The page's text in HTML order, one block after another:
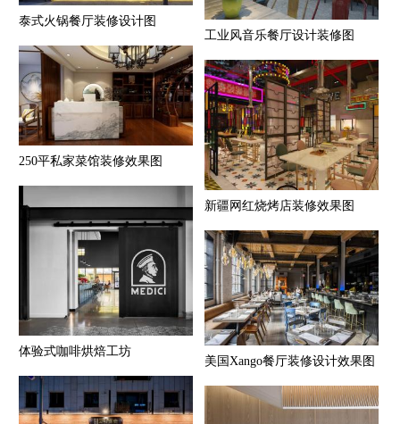
泰式火锅餐厅装修设计图
工业风音乐餐厅设计装修图
250平私家菜馆装修效果图
新疆网红烧烤店装修效果图
体验式咖啡烘焙工坊
美国Xango餐厅装修设计效果图